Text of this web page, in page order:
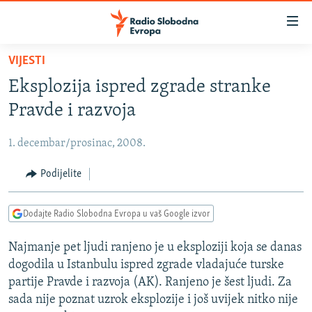
Pređite
glavni
sadržaj
na
navigaciju
Pređite
na
VIJESTI
BOSNA I HERCEGOVINA
KOSOVO
CRNA GORA
VIDEO
FOTOGALERIJE
INFOGRAFIKE
PODCASTI
RAT U UKRAJINI
KINA NA BALKANU
RSE PRIČE IZ SVIJETA
VIJESTI
Eksplozija ispred zgrade stranke
Pravde i razvoja
1. decembar/prosinac, 2008.
Podijelite
Dodajte Radio Slobodna Evropa u vaš Google izvor
Najmanje pet ljudi ranjeno je u eksploziji koja se danas
dogodila u Istanbulu ispred zgrade vladajuće turske
partije Pravde i razvoja (AK). Ranjeno je šest ljudi. Za
sada nije poznat uzrok eksplozije i još uvijek nitko nije